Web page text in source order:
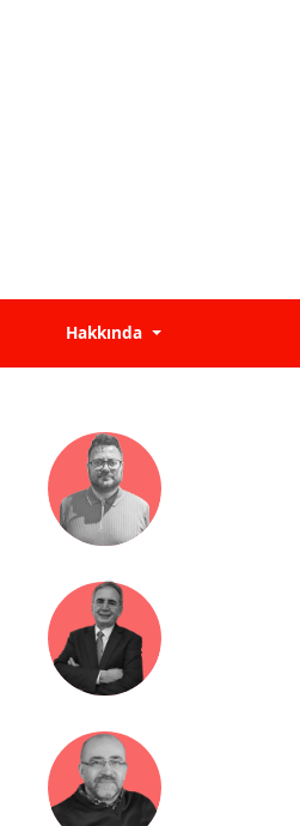
Hakkında